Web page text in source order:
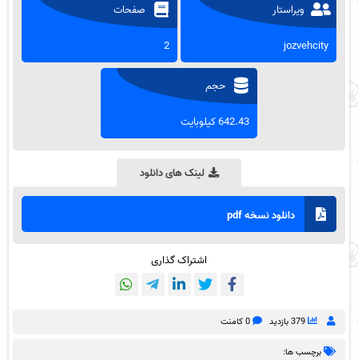
ویراستار
jozvehcity
صفحات
2
حجم
642.43 کیلوبایت
لینک های دانلود
دانلود نسخه pdf
اشتراک گذاری
379 بازدید 0 کامنت
برچسب ها: